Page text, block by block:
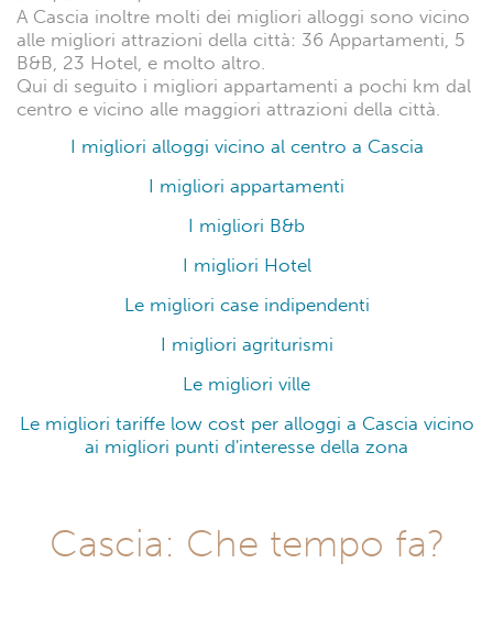
A Cascia inoltre molti dei migliori alloggi sono vicino
alle migliori attrazioni della città: 36 Appartamenti, 5
B&B, 23 Hotel, e molto altro.
Qui di seguito i migliori appartamenti a pochi km dal
centro e vicino alle maggiori attrazioni della città.
I migliori alloggi vicino al centro a Cascia
I migliori appartamenti
I migliori B&b
I migliori Hotel
Le migliori case indipendenti
I migliori agriturismi
Le migliori ville
Le migliori tariffe low cost per alloggi a Cascia vicino
ai migliori punti d'interesse della zona
Cascia: Che tempo fa?